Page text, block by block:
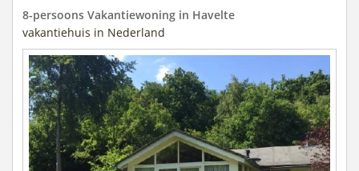
8-persoons Vakantiewoning in Havelte
vakantiehuis in Nederland